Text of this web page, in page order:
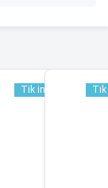
Tik internetu Tik